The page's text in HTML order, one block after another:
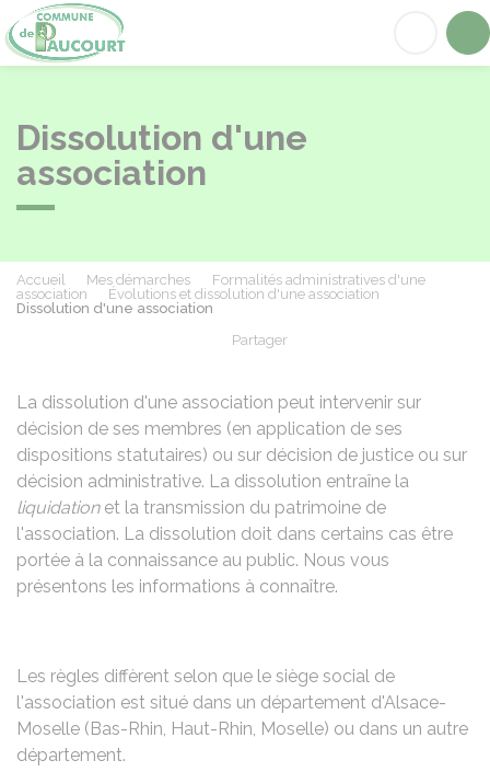
Dissolution d'une
association
Accueil Mes démarches
Formalités administratives d'une
association
Évolutions et dissolution d'une association
Dissolution d'une association
Partager
La dissolution d'une association peut intervenir sur
décision de ses membres (en application de ses
dispositions statutaires) ou sur décision de justice ou sur
décision administrative. La dissolution entraîne la
liquidationet la transmission du patrimoine de
l'association. La dissolution doit dans certains cas être
portée à la connaissance au public. Nous vous
présentons les informations à connaître.
Les règles diffèrent selon que le siège social de
l'association est situé dans un département d'Alsace-
Moselle (Bas-Rhin, Haut-Rhin, Moselle) ou dans un autre
département.